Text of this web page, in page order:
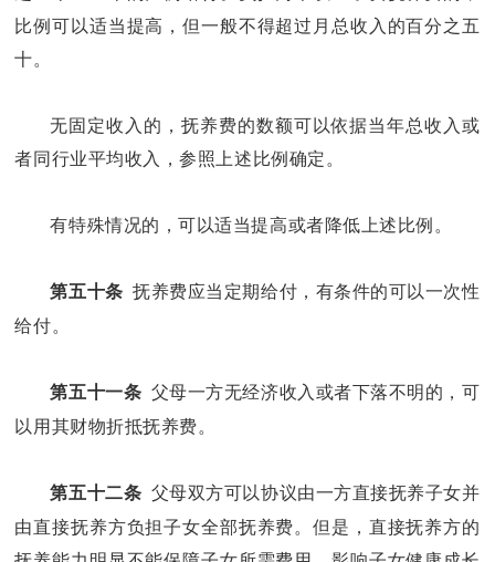
比例可以适当提高，但一般不得超过月总收入的百分之五
十。
无固定收入的，抚养费的数额可以依据当年总收入或
者同行业平均收入，参照上述比例确定。
有特殊情况的，可以适当提高或者降低上述比例。
第五十条 抚养费应当定期给付，有条件的可以一次性
给付。
第五十一条 父母一方无经济收入或者下落不明的，可
以用其财物折抵抚养费。
第五十二条 父母双方可以协议由一方直接抚养子女并
由直接抚养方负担子女全部抚养费。但是，直接抚养方的